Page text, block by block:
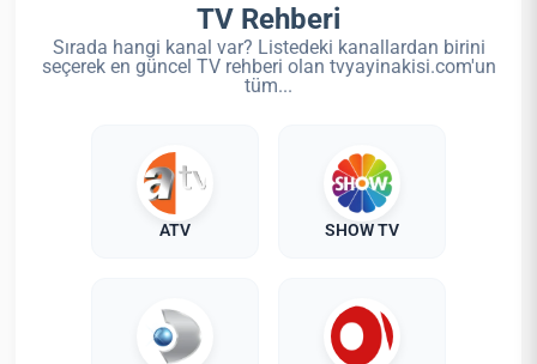
TV Rehberi
Sırada hangi kanal var? Listedeki kanallardan birini
seçerek en güncel TV rehberi olan tvyayinakisi.com'un
tüm...
ATV SHOW TV